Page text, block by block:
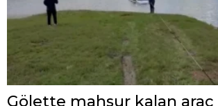
Gölette mahsur kalan araç